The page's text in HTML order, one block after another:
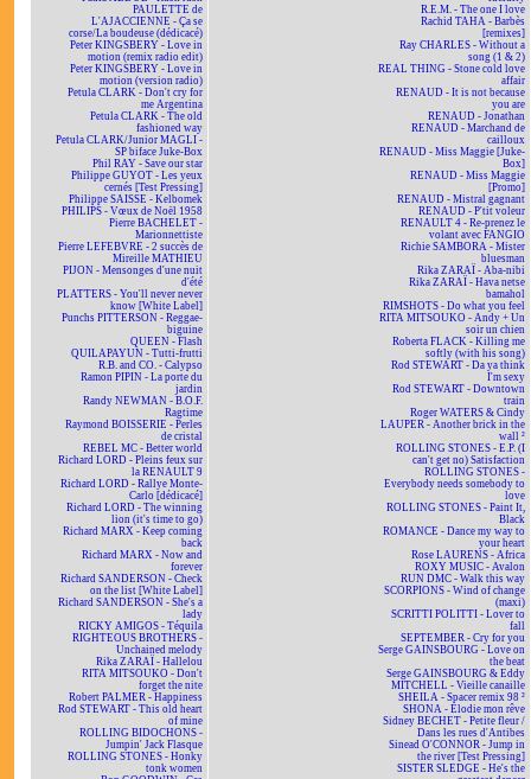
PAULETTE de
L'AJACCIENNE - Ça se
corse/La boudeuse (dédicacé)
Peter KINGSBERY - Love in
motion (remix radio edit)
Peter KINGSBERY - Love in
motion (version radio)
Petula CLARK - Don't cry for
me Argentina
Petula CLARK - The old
fashioned way
Petula CLARK/Junior MAGLI -
SP biface Juke-Box
Phil RAY - Save our star
Philippe GUYOT - Les yeux
cernés [Test Pressing]
Philippe SAISSE - Kelbomek
PHILIPS - Vœux de Noël 1958
Pierre BACHELET -
Marionnettiste
Pierre LEFEBVRE - 2 succès de
Mireille MATHIEU
PIJON - Mensonges d'une nuit
d'été
PLATTERS - You'll never never
know [White Label]
Punchs PITTERSON - Reggae-
biguine
QUEEN - Flash
QUILAPAYUN - Tutti-frutti
R.B. and CO. - Calypso
Ramon PIPIN - La porte du
jardin
Randy NEWMAN - B.O.F.
Ragtime
Raymond BOISSERIE - Perles
de cristal
REBEL MC - Better world
Richard LORD - Pleins feux sur
la RENAULT 9
Richard LORD - Rallye Monte-
Carlo [dédicacé]
Richard LORD - The winning
lion (it's time to go)
Richard MARX - Keep coming
back
Richard MARX - Now and
forever
Richard SANDERSON - Check
on the list [White Label]
Richard SANDERSON - She's a
lady
RICKY AMIGOS - Téquila
RIGHTEOUS BROTHERS -
Unchained melody
Rika ZARAÏ - Hallelou
RITA MITSOUKO - Don't
forget the nite
Robert PALMER - Happiness
Rod STEWART - This old heart
of mine
ROLLING BIDOCHONS -
Jumpin' Jack Flasque
ROLLING STONES - Honky
tonk women
R.E.M. - The one I love
Rachid TAHA - Barbès
[remixes]
Ray CHARLES - Without a
song (1 & 2)
REAL THING - Stone cold love
affair
RENAUD - It is not because
you are
RENAUD - Jonathan
RENAUD - Marchand de
cailloux
RENAUD - Miss Maggie [Juke-
Box]
RENAUD - Miss Maggie
[Promo]
RENAUD - Mistral gagnant
RENAUD - P'tit voleur
RENAULT 4 - Re-prenez le
volant avec FANGIO
Richie SAMBORA - Mister
bluesman
Rika ZARAÏ - Aba-nibi
Rika ZARAÏ - Hava netse
bamahol
RIMSHOTS - Do what you feel
RITA MITSOUKO - Andy + Un
soir un chien
Roberta FLACK - Killing me
softly (with his song)
Rod STEWART - Da ya think
I'm sexy
Rod STEWART - Downtown
train
Roger WATERS & Cindy
LAUPER - Another brick in the
wall ²
ROLLING STONES - E.P. (I
can't get no) Satisfaction
ROLLING STONES -
Everybody needs somebody to
love
ROLLING STONES - Paint It,
Black
ROMANCE - Dance my way to
your heart
Rose LAURENS - Africa
ROXY MUSIC - Avalon
RUN DMC - Walk this way
SCORPIONS - Wind of change
(maxi)
SCRITTI POLITTI - Lover to
fall
SEPTEMBER - Cry for you
Serge GAINSBOURG - Love on
the beat
Serge GAINSBOURG & Eddy
MITCHELL - Vieille canaille
SHEILA - Spacer remix 98 ²
SHONA - Elodie mon rêve
Sidney BECHET - Petite fleur /
Dans les rues d'Antibes
Sinead O'CONNOR - Jump in
the river [Test Pressing]
SISTER SLEDGE - He's the